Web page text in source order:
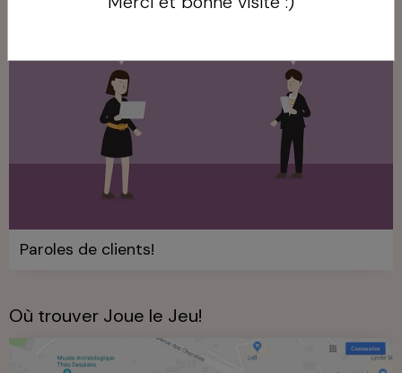
Paroles de clients!
Où trouver Joue le Jeu!